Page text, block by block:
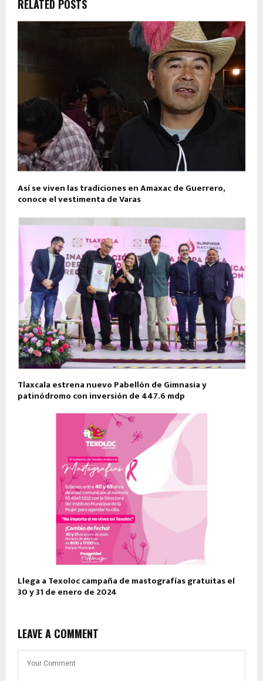
RELATED POSTS
Así se viven las tradiciones en Amaxac de Guerrero,
conoce el vestimenta de Varas
Tlaxcala estrena nuevo Pabellón de Gimnasia y
patinódromo con inversión de 447.6 mdp
Llega a Texoloc campaña de mastografías gratuitas el
30 y 31 de enero de 2024
LEAVE A COMMENT